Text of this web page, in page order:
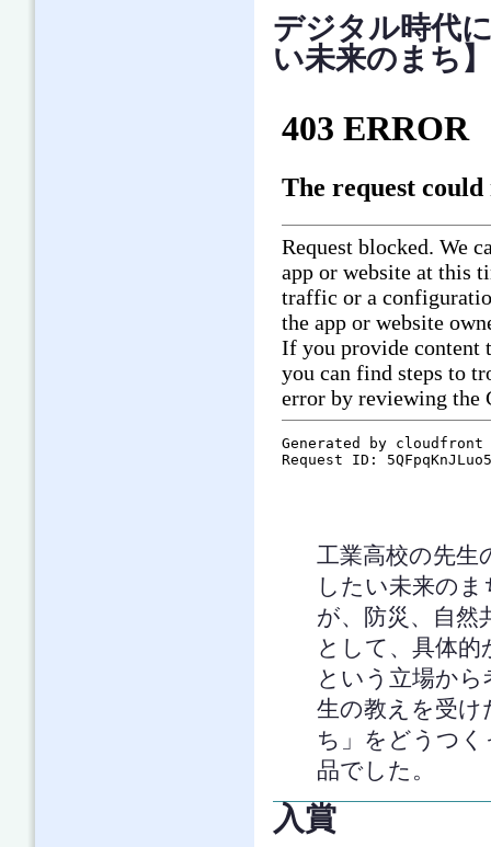
デジタル時代
い未来のまち
工業高校の先生
したい未来の
が、防災、自然
として、具体
という立場か
生の教えを受け
ち」をどうつ
品でした。
入賞